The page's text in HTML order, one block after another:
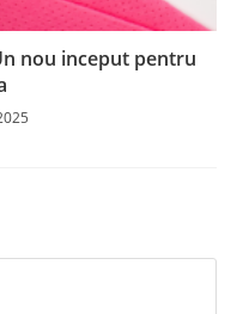
nou inceput pentru